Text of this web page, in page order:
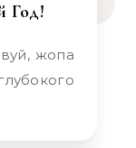
Год!